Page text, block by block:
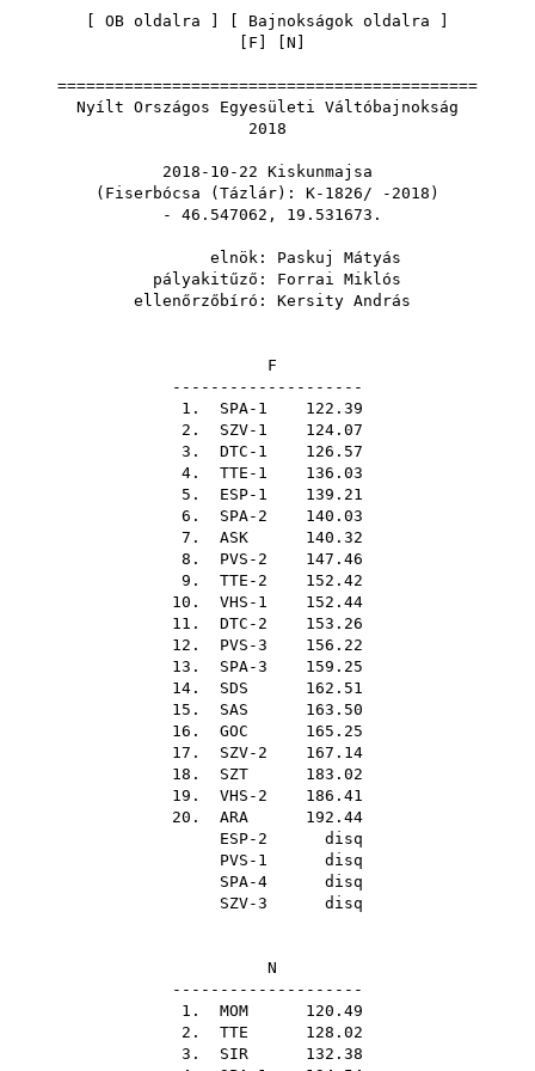
OB oldalra Bajnokságok oldalra
F N
============================================
Nyílt Országos Egyesületi Váltóbajnokság
2018
2018-10-22 Kiskunmajsa
(Fiserbócsa (Tázlár): K-1826/ -2018)
- 46.547062, 19.531673.
elnök: Paskuj Mátyás
pályakitűző: Forrai Miklós
ellenőrzőbíró: Kersity András
F
--------------------
1. SPA-1 122.39
2. SZV-1 124.07
3. DTC-1 126.57
4. TTE-1 136.03
5. ESP-1 139.21
6. SPA-2 140.03
7. ASK 140.32
8. PVS-2 147.46
9. TTE-2 152.42
10. VHS-1 152.44
11. DTC-2 153.26
12. PVS-3 156.22
13. SPA-3 159.25
14. SDS 162.51
15. SAS 163.50
16. GOC 165.25
17. SZV-2 167.14
18. SZT 183.02
19. VHS-2 186.41
20. ARA 192.44
ESP-2 disq
PVS-1 disq
SPA-4 disq
SZV-3 disq
N
--------------------
1. MOM 120.49
2. TTE 128.02
3. SIR 132.38